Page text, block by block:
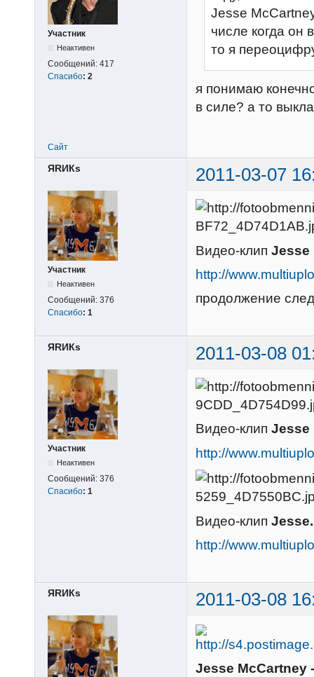
Участник
Неактивен
Сообщений: 417
Спасибо: 2
Jesse
числе когда он
то я
я понимаю
в силе? а то
Сайт
ЯRИКs 2011-03-07
Участник
Неактивен
Сообщений: 376
Спасибо: 1
Видео-клип Jesse
http://
продолжение
ЯRИКs 2011-03-08
Участник
Неактивен
Сообщений: 376
Спасибо: 1
Видео-клип Jesse
http://
Видео-клип
http://
ЯRИКs 2011-03-08
Jesse McCartney